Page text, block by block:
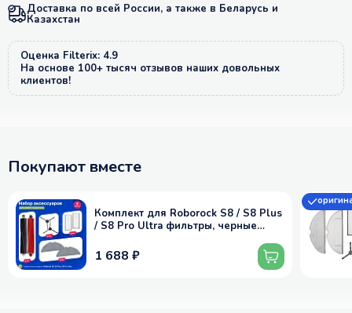
Доставка по всей России, а также в Беларусь и
Казахстан
Оценка Filterix: 4.9
На основе 100+ тысяч отзывов наших довольных
клиентов!
Покупают вместе
Комплект для Roborock S8 / S8 Plus
/ S8 Pro Ultra фильтры, черные
1 688 ₽